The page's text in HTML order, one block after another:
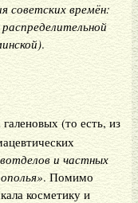
советских времён:
.
(то есть, из
и частных
. Помимо
косметику и